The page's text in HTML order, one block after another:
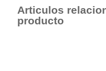
Articulos
producto